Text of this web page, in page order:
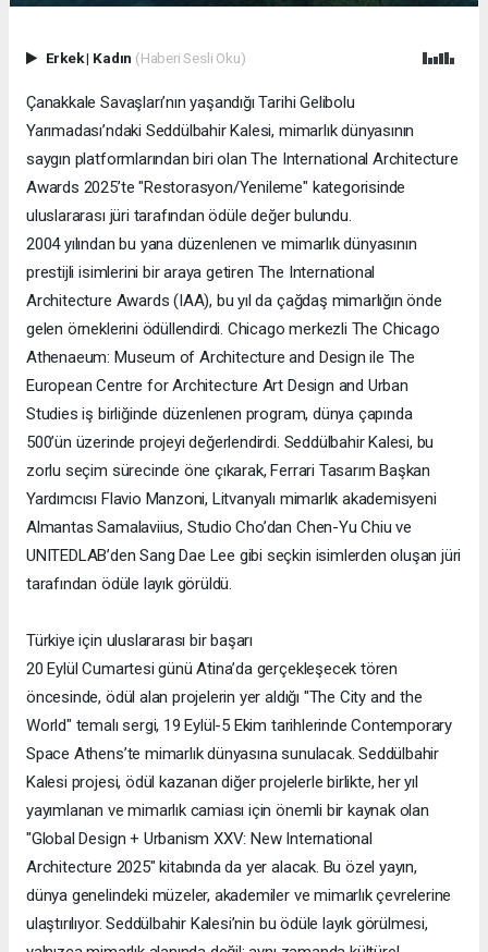
Erkek| Kadın (Haberi Sesli Oku)
Çanakkale Savaşları’nın yaşandığı Tarihi Gelibolu
Yarımadası’ndaki Seddülbahir Kalesi, mimarlık dünyasının
saygın platformlarından biri olan The International Architecture
Awards 2025’te "Restorasyon/Yenileme" kategorisinde
uluslararası jüri tarafından ödüle değer bulundu.
2004 yılından bu yana düzenlenen ve mimarlık dünyasının
prestijli isimlerini bir araya getiren The International
Architecture Awards (IAA), bu yıl da çağdaş mimarlığın önde
gelen örneklerini ödüllendirdi. Chicago merkezli The Chicago
Athenaeum: Museum of Architecture and Design ile The
European Centre for Architecture Art Design and Urban
Studies iş birliğinde düzenlenen program, dünya çapında
500’ün üzerinde projeyi değerlendirdi. Seddülbahir Kalesi, bu
zorlu seçim sürecinde öne çıkarak, Ferrari Tasarım Başkan
Yardımcısı Flavio Manzoni, Litvanyalı mimarlık akademisyeni
Almantas Samalaviius, Studio Cho’dan Chen-Yu Chiu ve
UNITEDLAB’den Sang Dae Lee gibi seçkin isimlerden oluşan jüri
tarafından ödüle layık görüldü.
Türkiye için uluslararası bir başarı
20 Eylül Cumartesi günü Atina’da gerçekleşecek tören
öncesinde, ödül alan projelerin yer aldığı "The City and the
World" temalı sergi, 19 Eylül-5 Ekim tarihlerinde Contemporary
Space Athens’te mimarlık dünyasına sunulacak. Seddülbahir
Kalesi projesi, ödül kazanan diğer projelerle birlikte, her yıl
yayımlanan ve mimarlık camiası için önemli bir kaynak olan
"Global Design + Urbanism XXV: New International
Architecture 2025" kitabında da yer alacak. Bu özel yayın,
dünya genelindeki müzeler, akademiler ve mimarlık çevrelerine
ulaştırılıyor. Seddülbahir Kalesi’nin bu ödüle layık görülmesi,